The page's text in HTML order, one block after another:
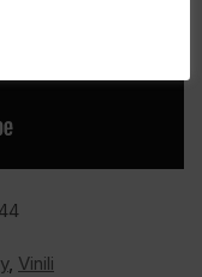
, Vinili